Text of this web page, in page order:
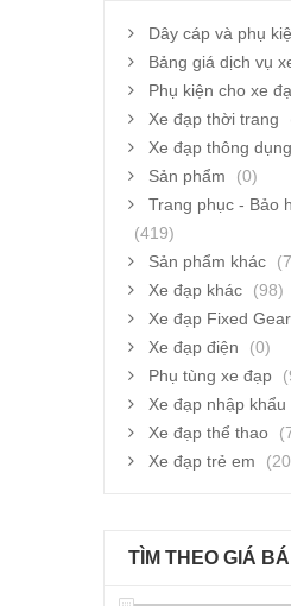
Dây cáp và phụ
Bảng giá dịch vụ
Phụ kiện cho xe
Xe đạp thời trang
Xe đạp thông dụng
Sản phẩm
(0)
Trang phục - Bảo
(419)
Sản phẩm khác
Xe đạp khác
(98)
Xe đạp Fixed Gear
Xe đạp điện
(0)
Phụ tùng xe đạp
Xe đạp nhập khẩu
Xe đạp thể thao
Xe đạp trẻ em
TÌM THEO GIÁ